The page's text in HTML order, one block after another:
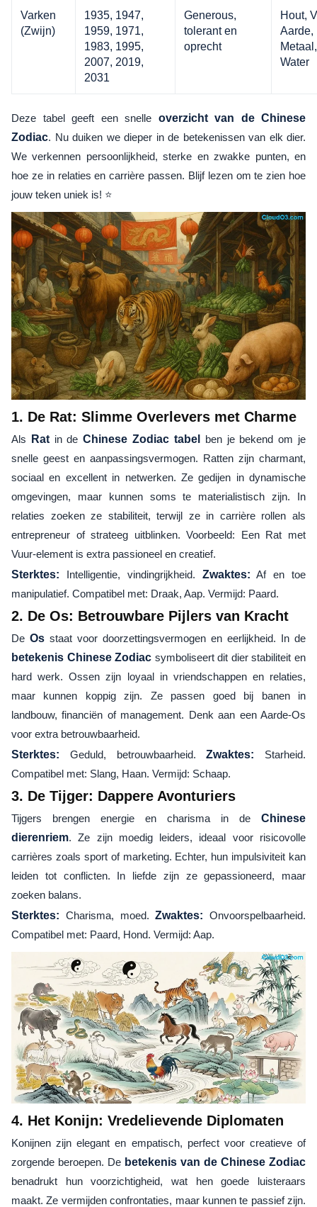
Varken
(Zwijn)
1935, 1947,
1959, 1971,
1983, 1995,
2007, 2019,
2031
Generous,
tolerant en
oprecht
Hout,
Aarde,
Metaal,
Water
Deze tabel geeft een snelle overzicht van de Chinese
Zodiac. Nu duiken we dieper in de betekenissen van elk dier.
We verkennen persoonlijkheid, sterke en zwakke punten, en
hoe ze in relaties en carrière passen. Blijf lezen om te zien hoe
jouw teken uniek is! ⭐
1. De Rat: Slimme Overlevers met Charme
Als Ratin deChinese Zodiac tabel
ben je bekend om je
snelle geest en aanpassingsvermogen. Ratten zijn charmant,
sociaal en excellent in netwerken. Ze gedijen in dynamische
omgevingen, maar kunnen soms te materialistisch zijn. In
relaties zoeken ze stabiliteit, terwijl ze in carrière rollen als
entrepreneur of strateeg uitblinken. Voorbeeld: Een Rat met
Vuur-element is extra passioneel en creatief.
Sterktes: Intelligentie, vindingrijkheid. Zwaktes: Af en toe
manipulatief. Compatibel met: Draak, Aap. Vermijd: Paard.
2. De Os: Betrouwbare Pijlers van Kracht
De Os staat voor doorzettingsvermogen en eerlijkheid. In de
betekenis Chinese Zodiac symboliseert dit dier stabiliteit en
hard werk. Ossen zijn loyaal in vriendschappen en relaties,
maar kunnen koppig zijn. Ze passen goed bij banen in
landbouw, financiën of management. Denk aan een Aarde-Os
voor extra betrouwbaarheid.
Sterktes: Geduld, betrouwbaarheid.Zwaktes: Starheid.
Compatibel met: Slang, Haan. Vermijd: Schaap.
3. De Tijger: Dappere Avonturiers
Tijgers brengen energie en charisma in de Chinese
dierenriem. Ze zijn moedig leiders, ideaal voor risicovolle
carrières zoals sport of marketing. Echter, hun impulsiviteit kan
leiden tot conflicten. In liefde zijn ze gepassioneerd, maar
zoeken balans.
Sterktes: Charisma, moed.Zwaktes: Onvoorspelbaarheid.
Compatibel met: Paard, Hond. Vermijd: Aap.
4. Het Konijn: Vredelievende Diplomaten
Konijnen zijn elegant en empatisch, perfect voor creatieve of
zorgende beroepen. De betekenis van de Chinese Zodiac
benadrukt hun voorzichtigheid, wat hen goede luisteraars
maakt. Ze vermijden confrontaties, maar kunnen te passief zijn.